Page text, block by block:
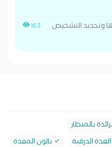
163
وتحديد التشخيص
بالمنظار
الدرقية
بالون المعدة